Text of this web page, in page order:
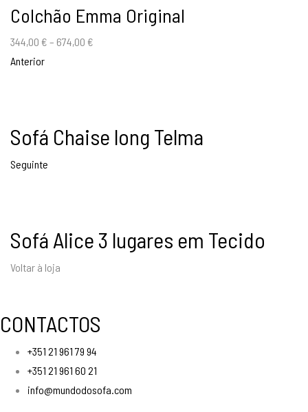
Colchão Emma Original
344,00 € – 674,00 €
Anterior
Sofá Chaise long Telma
Seguinte
Sofá Alice 3 lugares em Tecido
Voltar à loja
CONTACTOS
+351 21 961 79 94
+351 21 961 60 21
info@mundodosofa.com